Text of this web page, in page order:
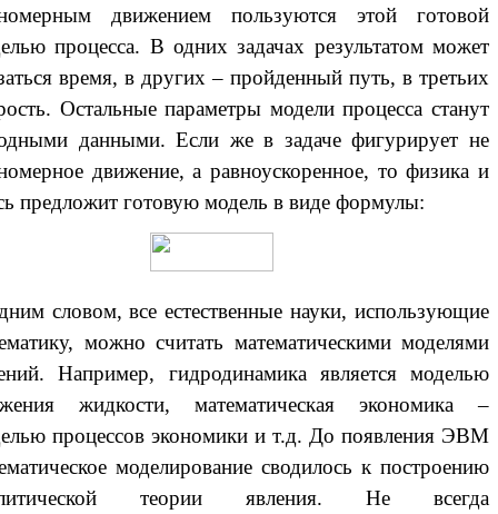
движением пользуются этой готовой
процесса. В одних задачах результатом может
время, в других – пройденный путь, в третьих
Остальные параметры модели процесса станут
данными. Если же в задаче фигурирует не
движение, а равноускоренное, то физика и
предложит готовую модель в виде формулы:
словом, все естественные науки, использующие
можно считать математическими моделями
Например, гидродинамика является моделью
жидкости, математическая экономика –
процессов экономики и т.д. До появления ЭВМ
моделирование сводилось к построению
теории явления. Не всегда